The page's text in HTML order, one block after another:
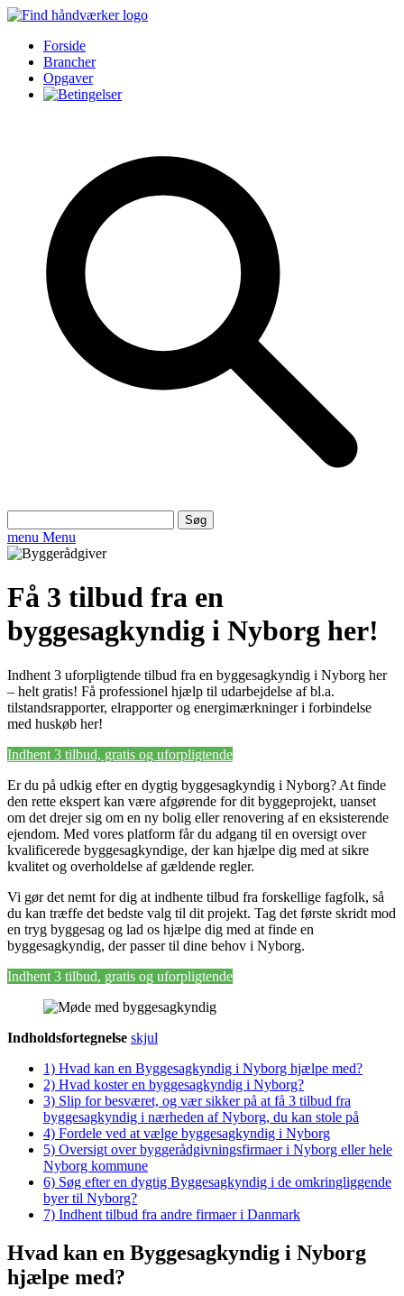
Forside
Brancher
Opgaver
efter:
menu Menu
Få 3 tilbud fra en
byggesagkyndig i Nyborg her!
Indhent 3 uforpligtende tilbud fra en byggesagkyndig i Nyborg her
– helt gratis! Få professionel hjælp til udarbejdelse af bl.a.
tilstandsrapporter, elrapporter og energimærkninger i forbindelse
med huskøb her!
Indhent 3 tilbud, gratis og uforpligtende
Er du på udkig efter en dygtig byggesagkyndig i Nyborg? At finde
den rette ekspert kan være afgørende for dit byggeprojekt, uanset
om det drejer sig om en ny bolig eller renovering af en eksisterende
ejendom. Med vores platform får du adgang til en oversigt over
kvalificerede byggesagkyndige, der kan hjælpe dig med at sikre
kvalitet og overholdelse af gældende regler.
Vi gør det nemt for dig at indhente tilbud fra forskellige fagfolk, så
du kan træffe det bedste valg til dit projekt. Tag det første skridt mod
en tryg byggesag og lad os hjælpe dig med at finde en
byggesagkyndig, der passer til dine behov i Nyborg.
Indhent 3 tilbud, gratis og uforpligtende
Indholdsfortegnelse skjul
1) Hvad kan en Byggesagkyndig i Nyborg hjælpe med?
2) Hvad koster en byggesagkyndig i Nyborg?
3) Slip for besværet, og vær sikker på at få 3 tilbud fra
byggesagkyndig i nærheden af Nyborg, du kan stole på
4) Fordele ved at vælge byggesagkyndig i Nyborg
5) Oversigt over byggerådgivningsfirmaer i Nyborg eller hele
Nyborg kommune
6) Søg efter en dygtig Byggesagkyndig i de omkringliggende
byer til Nyborg?
7) Indhent tilbud fra andre firmaer i Danmark
Hvad kan en Byggesagkyndig i Nyborg
hjælpe med?